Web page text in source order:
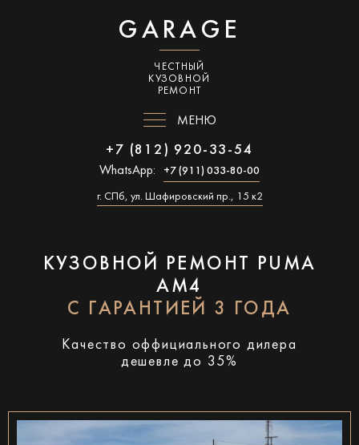
GARAGE
ЧЕСТНЫЙ
КУЗОВНОЙ
РЕМОНТ
МЕНЮ
+7 (812) 920-33-54
WhatsApp: +7 (911) 033-80-00
г. СПб, ул. Шафировский пр., 15 к2
КУЗОВНОЙ РЕМОНТ PUMA
AM4
С ГАРАНТИЕЙ 3 ГОДА
Качество оффициального дилера
дешевле до 35%